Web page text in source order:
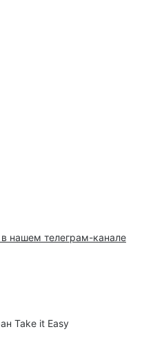
нашем телеграм-канале
Take it Easy